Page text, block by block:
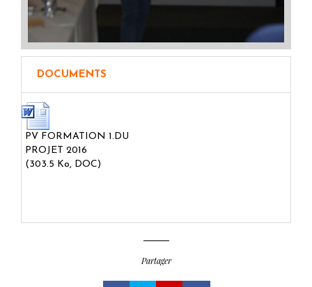
DOCUMENTS
PV FORMATION 1.DU
PROJET 2016
(303.5 Ko, DOC)
Partager